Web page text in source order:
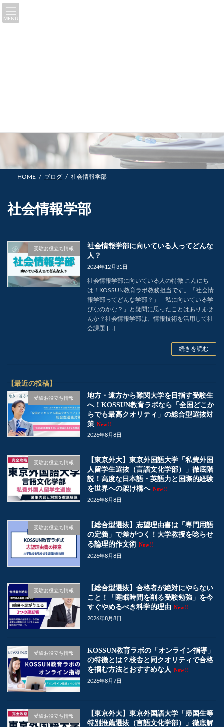
コ
ン
ナ
ビ
HOME ブログ 社会情報学部
社会情報学部
受験お役立ち情報
社会情報学部に向いている人ってどんな
人？
2024年12月31日
社会情報学部に向いている人の特徴 こんにち
は！KOSSUN教育ラボ教務担当です。「社会情
報学部ってどんな学部？」「私に向いている学
びなのかな？」と疑問に思ったことはありませ
んか？社会情報学部は、情報技術を活用して社
会課題 […]
続きを読む
【最近の投稿】
受験お役立ち情報
地方・遠方から難関大学を目指す受験生
へ！KOSSUN教育ラボなら「全国どこか
らでも最高クオリティ」の総合型選抜対
策 New!!
2026年8月8日
受験お役立ち情報
【東京外大】東京外国語大学「私費外国
人留学生選抜（言語文化学部）」徹底階
説！高度な日本語・英語力と国際的経験
を世界への架け橋へ New!!
2026年8月8日
受験お役立ち情報
【総合型選抜】志望理由書は「専門用語
の定義」で差がつく！大学教授を唸らせ
る論理的作文術 New!!
2026年8月8日
受験お役立ち情報
【総合型選抜】合格者が絶対にやらない
こと！「睡眠時間を削る受験勉強」を今
すぐやめるべき科学的理由 New!!
2026年8月8日
受験お役立ち情報
KOSSUN教育ラボの「オンライン指導」
の特徴とは？校舎と同クオリティで合格
を掴む方法とおすすめな人 New!!
2026年8月7日
受験お役立ち情報
【東京外大】東京外国語大学「帰国生等
特別推薦選抜（言語文化学部）」徹底解
MENU